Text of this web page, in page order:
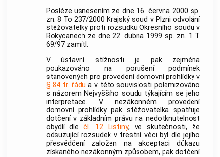
Posléze usnesením ze dne 16. června 2000 sp.
zn. 8 To 237/2000 Krajský soud v Plzni odvolání
stěžovatelky proti rozsudku Okresního soudu v
Rokycanech ze dne 22. dubna 1999 sp. zn. 1 T
69/97 zamítl.
V ústavní stížnosti je pak zejména
poukazováno na porušení podmínek
stanovených pro provedení domovní prohlídky v
§ 84 tr. řádu a v této souvislosti polemizováno
s názorem Nejvyššího soudu týkajícím se jeho
interpretace. V nezákonném provedení
domovní prohlídky pak stěžovatelka spatřuje
dotčení v základním právu na nedotknutelnost
obydlí dlečl. 12 Listiny, ve skutečnosti, že
odsuzující rozsudek v trestní věci byl dle jejího
přesvědčení založen na akceptaci důkazu
získaného nezákonným způsobem, pak dotčení